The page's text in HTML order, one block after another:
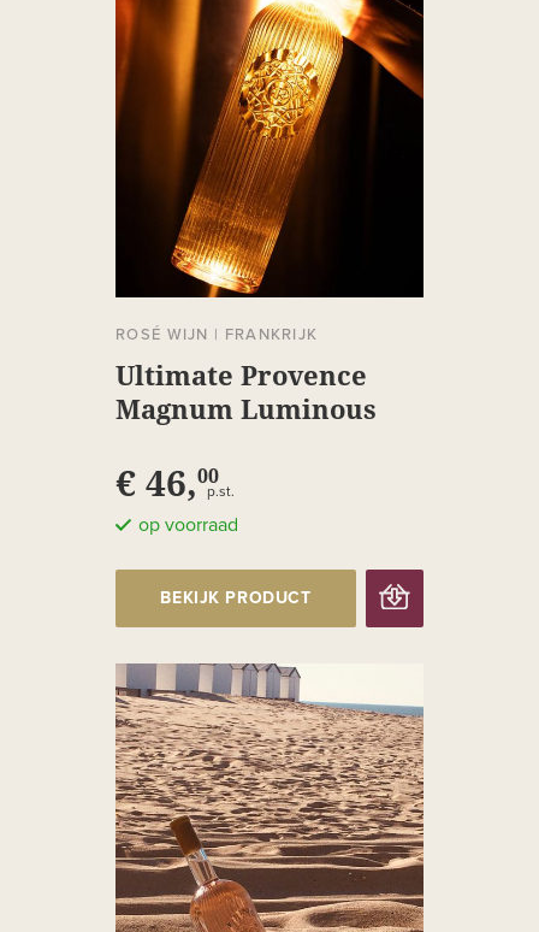
ROSÉ WIJN | FRANKRIJK
Ultimate Provence
Magnum Luminous
€ 46,00
p.st.
op voorraad
BEKIJK PRODUCT